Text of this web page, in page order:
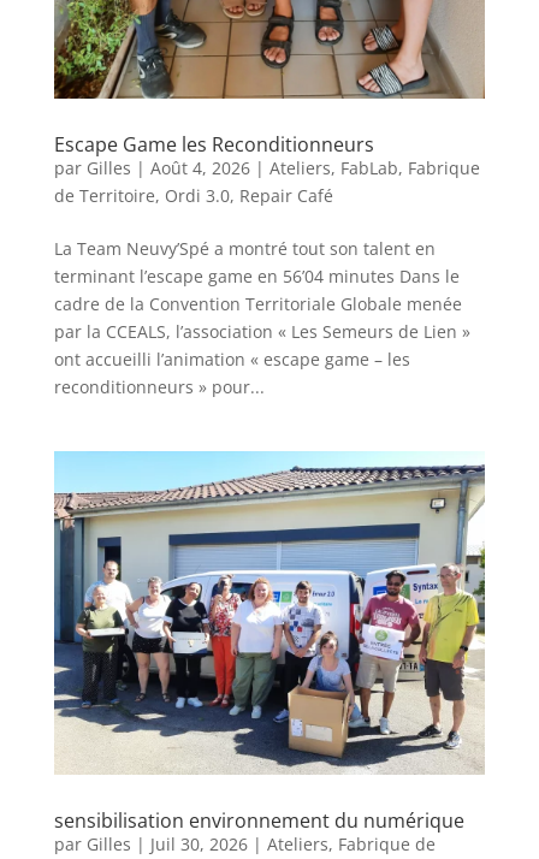
Escape Game les Reconditionneurs
par Gilles | Août 4, 2026| Ateliers, FabLab, Fabrique
de Territoire, Ordi 3.0, Repair Café
La Team Neuvy’Spé a montré tout son talent en
terminant l’escape game en 56’04 minutes Dans le
cadre de la Convention Territoriale Globale menée
par la CCEALS, l’association « Les Semeurs de Lien »
ont accueilli l’animation « escape game – les
reconditionneurs » pour...
sensibilisation environnement du numérique
par Gilles | Juil 30, 2026| Ateliers, Fabrique de